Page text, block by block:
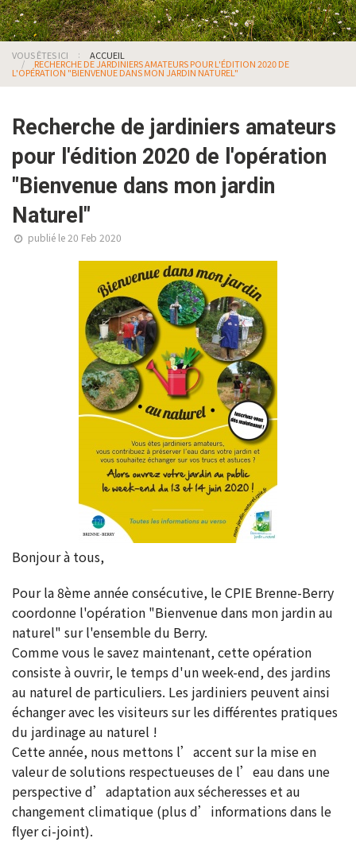
VOUS ÊTES ICI ACCUEIL
RECHERCHE DE JARDINIERS AMATEURS POUR L'ÉDITION 2020 DE
L'OPÉRATION "BIENVENUE DANS MON JARDIN NATUREL"
Recherche de jardiniers amateurs
pour l'édition 2020 de l'opération
"Bienvenue dans mon jardin
Naturel"
publié le 20 Feb 2020
Bonjour à tous,
Pour la 8ème année consécutive, le CPIE Brenne-Berry
coordonne l'opération "Bienvenue dans mon jardin au
naturel" sur l'ensemble du Berry.
Comme vous le savez maintenant, cette opération
consiste à ouvrir, le temps d'un week-end, des jardins
au naturel de particuliers. Les jardiniers peuvent ainsi
échanger avec les visiteurs sur les différentes pratiques
du jardinage au naturel !
Cette année, nous mettons l’accent sur la mise en
valeur de solutions respectueuses de l’eau dans une
perspective d’adaptation aux sécheresses et au
changement climatique (plus d’informations dans le
flyer ci-joint).